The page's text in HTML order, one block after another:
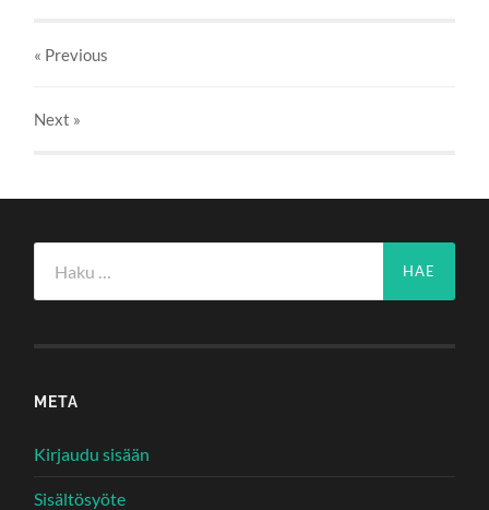
« Previous
Next »
META
Kirjaudu sisään
Sisältösyöte